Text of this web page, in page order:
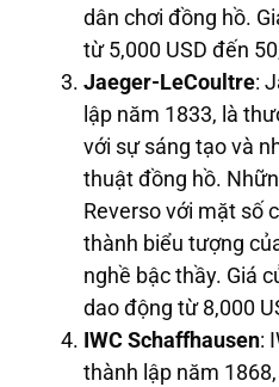
dân chơi đồng hồ.
từ 5,000 USD đến
Jaeger-LeCoultre:
lập năm 1833, là
với sự sáng tạo và
thuật đồng hồ.
Reverso với mặt số
thành biểu tượng
nghề bậc thầy. Giá
dao động từ 8,000
IWC Schaffhausen:
thành lập năm